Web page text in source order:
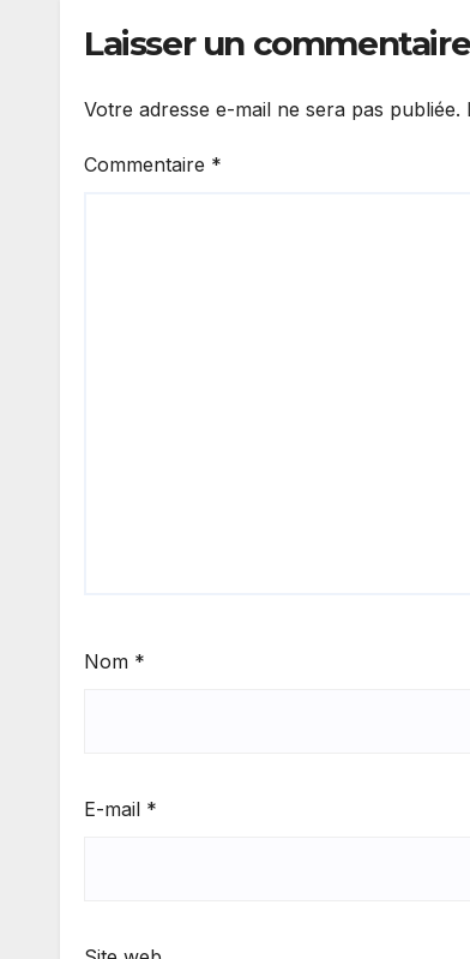
clandestin : la
renforce ses
Kédougou et
Laisser un commentaire
Votre adresse e-mail ne sera pas publiée.
Commentaire *
Nom *
E-mail *